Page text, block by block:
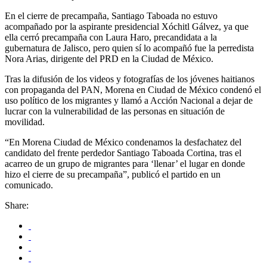
En el cierre de precampaña, Santiago Taboada no estuvo
acompañado por la aspirante presidencial Xóchitl Gálvez, ya que
ella cerró precampaña con Laura Haro, precandidata a la
gubernatura de Jalisco, pero quien sí lo acompañó fue la perredista
Nora Arias, dirigente del PRD en la Ciudad de México.
Tras la difusión de los videos y fotografías de los jóvenes haitianos
con propaganda del PAN, Morena en Ciudad de México condenó el
uso político de los migrantes y llamó a Acción Nacional a dejar de
lucrar con la vulnerabilidad de las personas en situación de
movilidad.
“En Morena Ciudad de México condenamos la desfachatez del
candidato del frente perdedor Santiago Taboada Cortina, tras el
acarreo de un grupo de migrantes para ‘llenar’ el lugar en donde
hizo el cierre de su precampaña”, publicó el partido en un
comunicado.
Share: